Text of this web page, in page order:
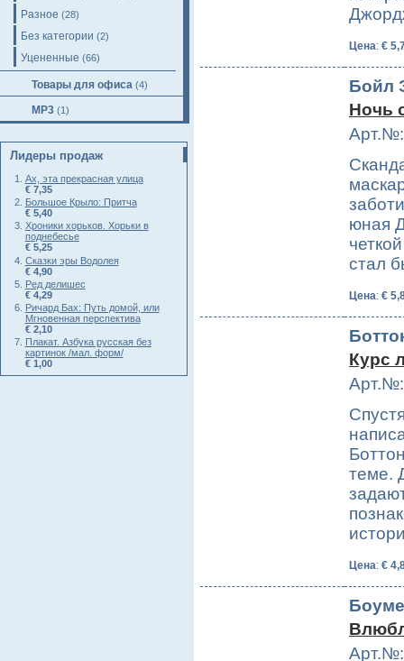
Разное (28)
Без категории (2)
Уцененные (66)
Товары для офиса (4)
MP3 (1)
Лидеры продаж
Ах, эта прекрасная улица
€ 7,35
Большое Крыло: Притча
€ 5,40
Хроники хорьков. Хорьки в
поднебесье
€ 5,25
Сказки эры Водолея
€ 4,90
Ред делишес
€ 4,29
Ричард Бах: Путь домой, или
Мгновенная перспектива
€ 2,10
Плакат. Азбука русская без
картинок /мал. форм/
€ 1,00
Цена: €
Бойл
Ночь
юная
стал
Цена: €
Курс
теме.
Цена: €